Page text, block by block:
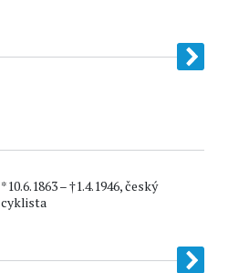
*10.6.1863 – †1.4.1946, český
cyklista